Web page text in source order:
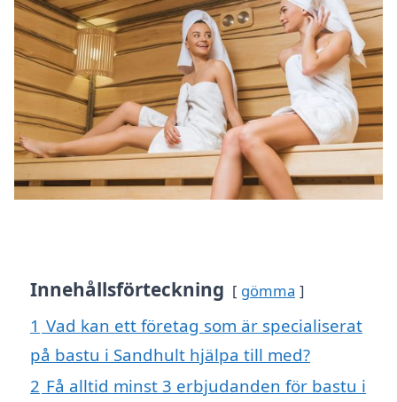
Innehållsförteckning gömma
1 Vad kan ett företag som är specialiserat
på bastu i Sandhult hjälpa till med?
2 Få alltid minst 3 erbjudanden för bastu i